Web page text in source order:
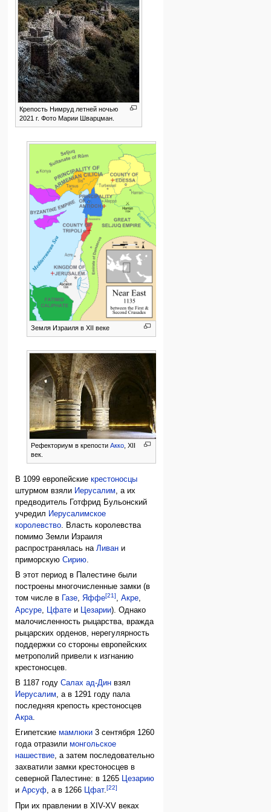
Крепость Нимруд летней ночью
2021 г. Фото Марии Шварцман.
Земля Израиля в XII веке
Рефекториум в крепости Акко, XII
век.
В 1099 европейскиекрестоносцы
штурмом взяли Иерусалим, а их
предводитель Готфрид Бульонский
учредил Иерусалимское
королевство. Власть королевства
помимо Земли Израиля
распространялась наЛиван и
приморскуюСирию.
В этот период в Палестине были
построены многочисленные замки (в
том числе в
Газе,Яффе[21],Акре,
Арсуре
Цфате и Цезарии). Однако
малочисленность рыцарства, вражда
рыцарских орденов, нерегулярность
поддержки со стороны европейских
метрополий привели к изгнанию
крестоносцев.
В 1187 годуСалах ад-Дин взял
Иерусалим, а в 1291 году пала
последняя крепость крестоносцев
Акра.
Египетскиемамлюки 3 сентября 1260
года отразилимонгольское
нашествие, а затем последовательно
захватили замки крестоносцев в
северной Палестине: в 1265 Цезарию
иАрсуф, а в 1266 Цфат.[22]
При их правлении в XIV-XV веках